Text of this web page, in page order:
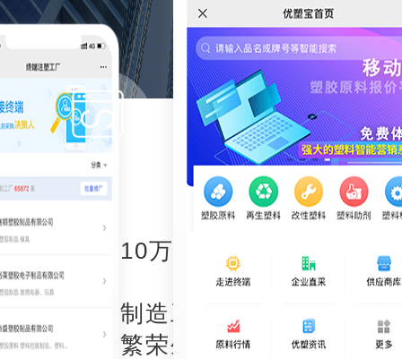
公众号
汇聚全国10万+塑料商家和几十
万
终端注塑制造工厂通讯录，提升
塑料行业繁荣生态